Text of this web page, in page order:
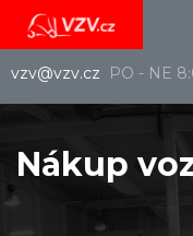
vzv@vzv.cz PO - NE
Nákup